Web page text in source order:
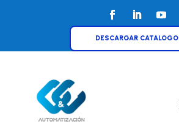
DESCARGAR CATALOGO